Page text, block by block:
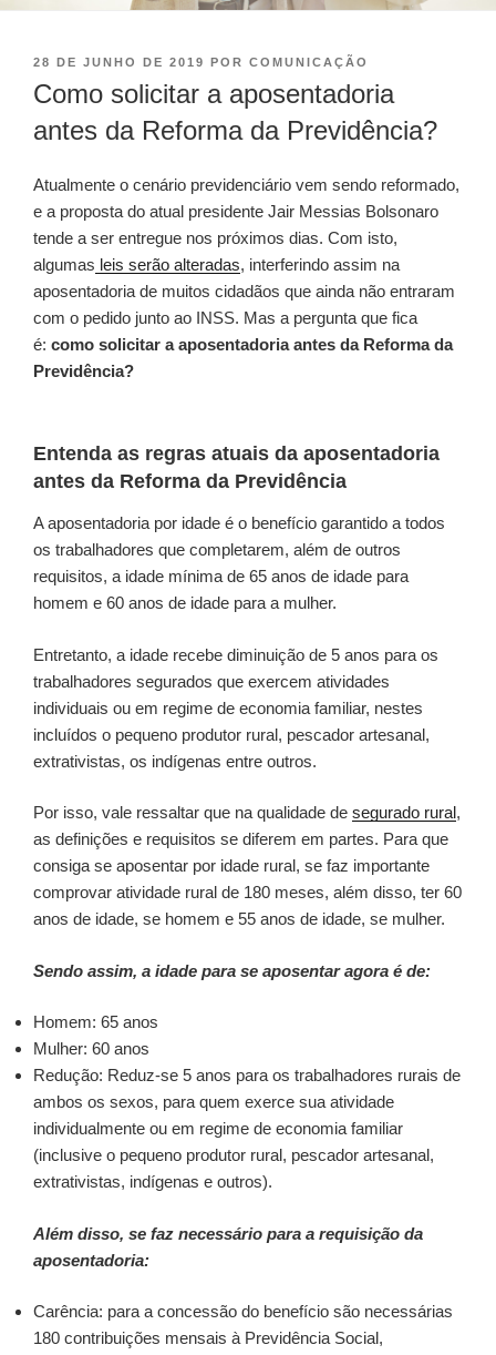
28 DE JUNHO DE 2019 POR COMUNICAÇÃO
Como solicitar a aposentadoria
antes da Reforma da Previdência?
Atualmente o cenário previdenciário vem sendo reformado,
e a proposta do atual presidente Jair Messias Bolsonaro
tende a ser entregue nos próximos dias. Com isto,
algumas leis serão alteradas, interferindo assim na
aposentadoria de muitos cidadãos que ainda não entraram
com o pedido junto ao INSS. Mas a pergunta que fica
é: como solicitar a aposentadoria antes da Reforma da
Previdência?
Entenda as regras atuais da aposentadoria
antes da Reforma da Previdência
A aposentadoria por idade é o benefício garantido a todos
os trabalhadores que completarem, além de outros
requisitos, a idade mínima de 65 anos de idade para
homem e 60 anos de idade para a mulher.
Entretanto, a idade recebe diminuição de 5 anos para os
trabalhadores segurados que exercem atividades
individuais ou em regime de economia familiar, nestes
incluídos o pequeno produtor rural, pescador artesanal,
extrativistas, os indígenas entre outros.
Por isso, vale ressaltar que na qualidade de segurado rural,
as definições e requisitos se diferem em partes. Para que
consiga se aposentar por idade rural, se faz importante
comprovar atividade rural de 180 meses, além disso, ter 60
anos de idade, se homem e 55 anos de idade, se mulher.
Sendo assim, a idade para se aposentar agora é de:
Homem: 65 anos
Mulher: 60 anos
Redução: Reduz-se 5 anos para os trabalhadores rurais de
ambos os sexos, para quem exerce sua atividade
individualmente ou em regime de economia familiar
(inclusive o pequeno produtor rural, pescador artesanal,
extrativistas, indígenas e outros).
Além disso, se faz necessário para a requisição da
aposentadoria:
Carência: para a concessão do benefício são necessárias
180 contribuições mensais à Previdência Social,